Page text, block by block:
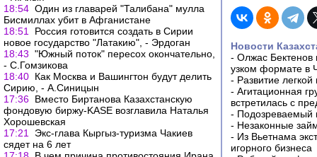
18:54 Один из главарей "Талибана" мулла
Бисмиллах убит в Афганистане
18:51
Россия готовится создать в Сирии
новое государство "Латакию", - Эрдоган
18:43 "Южный поток" пересох окончательно,
- С.Гомзикова
18:40 Как Москва и Вашингтон будут делить
Сирию, - А.Синицын
17:36 Вместо Биртанова Казахстанскую
фондовую биржу-KASE возглавила Наталья
Хорошевская
17:21
Экс-глава Кыргыз-туризма Чакиев
сядет на 6 лет
Новости
- Олжас Бектенов
узком формате в
- Развитие
- Агитационная
встретилась с
- Подозреваемый
- Незаконные
- Из Вьетнама
игорного бизнеса